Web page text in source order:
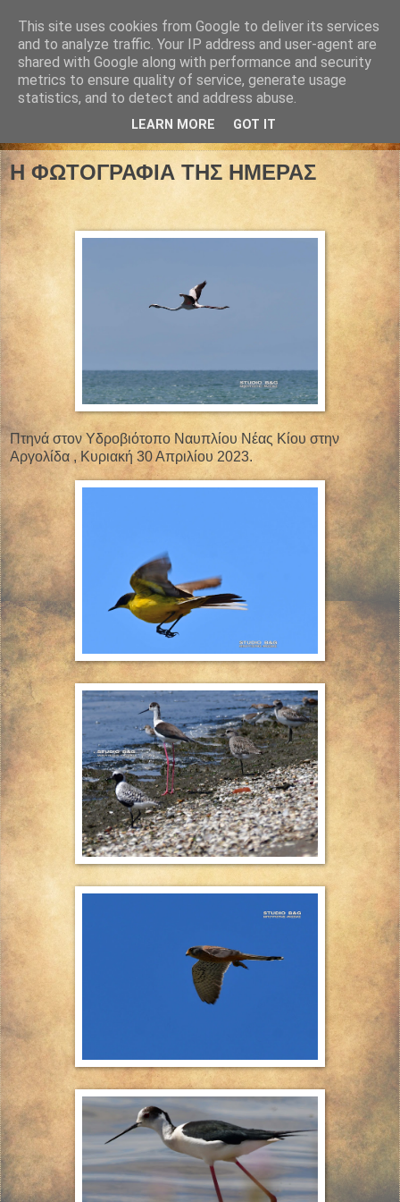
Η ΦΩΤΟΓΡΑΦΙΑ ΤΗΣ ΗΜΕΡΑΣ
Πτηνά στον Υδροβιότοπο Ναυπλίου Νέας Κίου στην
Αργολίδα , Κυριακή 30 Απριλίου 2023.
This site uses cookies from Google to deliver its services
and to analyze traffic. Your IP address and user-agent are
shared with Google along with performance and security
metrics to ensure quality of service, generate usage
statistics, and to detect and address abuse.
LEARN MORE GOT IT